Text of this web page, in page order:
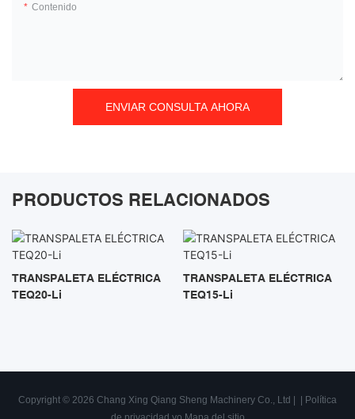
Contenido
ENVIAR CONSULTA AHORA
PRODUCTOS RELACIONADOS
TRANSPALETA ELÉCTRICA
TEQ20-Li
TRANSPALETA ELÉCTRICA
TEQ15-Li
Copyright © 2026 Chang Xing Qiang Sheng Machinery Co., Ltd |
Política